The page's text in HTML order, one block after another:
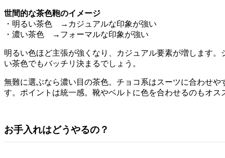
世間的な茶色鞄のイメージ
・明るい茶色 →カジュアルな印象が強い
・濃い茶色 →フォーマルな印象が強い
明るい色ほど主張が強くなり、カジュアル要素が増します
い茶色でもバッチリ決まるでしょう。
無難に選ぶなら濃い目の茶色。チョコ系はスーツに合わせ
す。ポイントは統一感。靴やベルトに色を合わせるのもオス
お手入れはどうやるの？